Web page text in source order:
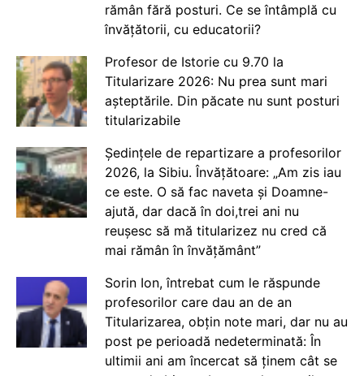
rămân fără posturi. Ce se întâmplă cu
învățătorii, cu educatorii?
Profesor de Istorie cu 9.70 la
Titularizare 2026: Nu prea sunt mari
așteptările. Din păcate nu sunt posturi
titularizabile
Ședințele de repartizare a profesorilor
2026, la Sibiu. Învățătoare: „Am zis iau
ce este. O să fac naveta și Doamne-
ajută, dar dacă în doi,trei ani nu
reușesc să mă titularizez nu cred că
mai rămân în învățământ”
Sorin Ion, întrebat cum le răspunde
profesorilor care dau an de an
Titularizarea, obțin note mari, dar nu au
post pe perioadă nedeterminată: În
ultimii ani am încercat să ținem cât se